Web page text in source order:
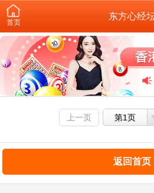
首页
东方心经
上一页 第1页
返回首页